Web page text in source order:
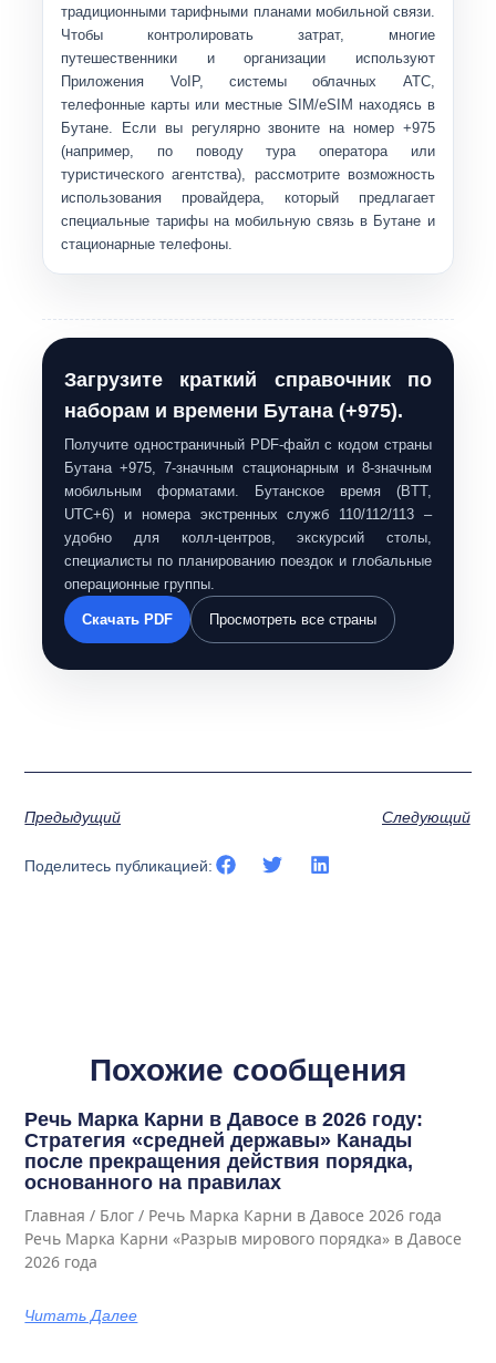
традиционными тарифными планами мобильной связи.
Чтобы контролировать затрат, многие
путешественники и организации используют
Приложения VoIP, системы облачных АТС,
телефонные карты или местные SIM/eSIM находясь в
Бутане. Если вы регулярно звоните на номер +975
(например, по поводу тура оператора или
туристического агентства), рассмотрите возможность
использования провайдера, который предлагает
специальные тарифы на мобильную связь в Бутане и
стационарные телефоны.
Загрузите краткий справочник по
наборам и времени Бутана (+975).
Получите одностраничный PDF-файл с кодом страны
Бутана +975, 7-значным стационарным и 8-значным
мобильным форматами. Бутанское время (BTT,
UTC+6) и номера экстренных служб 110/112/113 –
удобно для колл-центров, экскурсий столы,
специалисты по планированию поездок и глобальные
операционные группы.
Скачать PDF Просмотреть все страны
Предыдущий Следующий
Поделитесь публикацией:
Похожие сообщения
Речь Марка Карни в Давосе в 2026 году:
Стратегия «средней державы» Канады
после прекращения действия порядка,
основанного на правилах
Главная / Блог / Речь Марка Карни в Давосе 2026 года
Речь Марка Карни «Разрыв мирового порядка» в Давосе
2026 года
Читать Далее